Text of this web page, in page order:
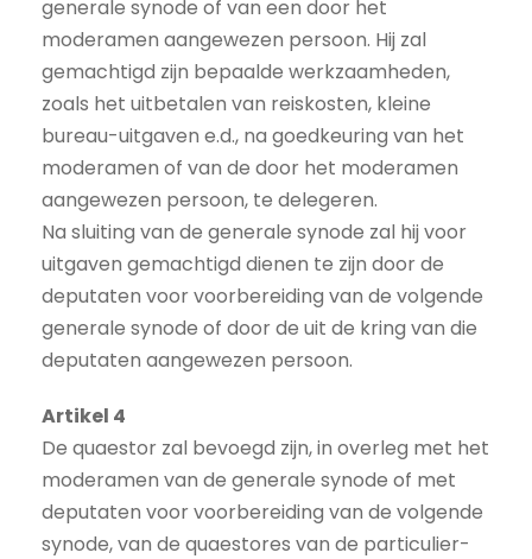
generale synode of van een door het
moderamen aangewezen persoon. Hij zal
gemachtigd zijn bepaalde werkzaamheden,
zoals het uitbetalen van reiskosten, kleine
bureau-uitgaven e.d., na goedkeuring van het
moderamen of van de door het moderamen
aangewezen persoon, te delegeren.
Na sluiting van de generale synode zal hij voor
uitgaven gemachtigd dienen te zijn door de
deputaten voor voorbereiding van de volgende
generale synode of door de uit de kring van die
deputaten aangewezen persoon.
Artikel 4
De quaestor zal bevoegd zijn, in overleg met het
moderamen van de generale synode of met
deputaten voor voorbereiding van de volgende
synode, van de quaestores van de particulier-